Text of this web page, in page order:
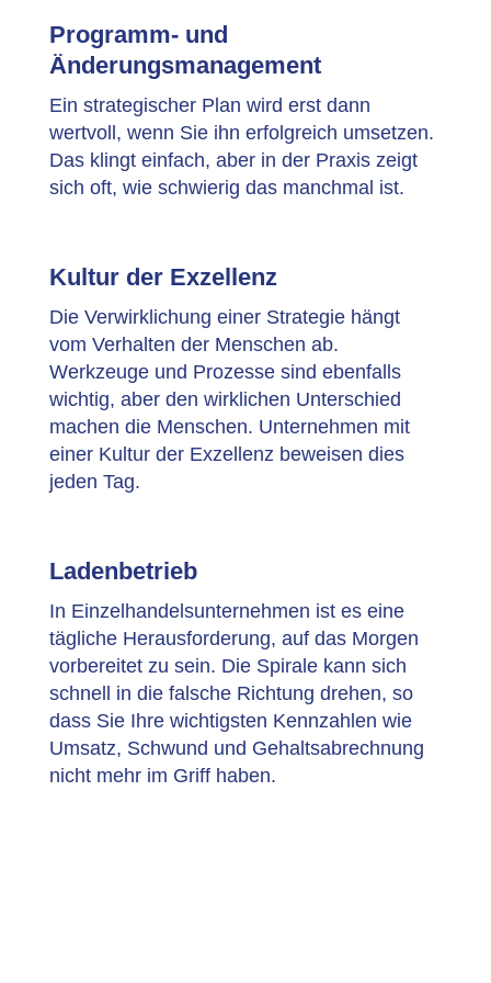
Programm- und
Änderungsmanagement
Ein strategischer Plan wird erst dann
wertvoll, wenn Sie ihn erfolgreich umsetzen.
Das klingt einfach, aber in der Praxis zeigt
sich oft, wie schwierig das manchmal ist.
Kultur der Exzellenz
Die Verwirklichung einer Strategie hängt
vom Verhalten der Menschen ab.
Werkzeuge und Prozesse sind ebenfalls
wichtig, aber den wirklichen Unterschied
machen die Menschen. Unternehmen mit
einer Kultur der Exzellenz beweisen dies
jeden Tag.
Ladenbetrieb
In Einzelhandelsunternehmen ist es eine
tägliche Herausforderung, auf das Morgen
vorbereitet zu sein. Die Spirale kann sich
schnell in die falsche Richtung drehen, so
dass Sie Ihre wichtigsten Kennzahlen wie
Umsatz, Schwund und Gehaltsabrechnung
nicht mehr im Griff haben.